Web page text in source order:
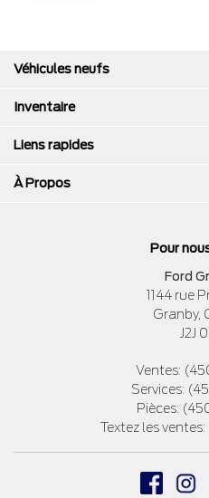
Pour
Ford
1144 rue
Granby,
J2J
Ventes:
Services:
Pièces:
Textez les ventes:
Véhicules neufs
Inventaire
Liens rapides
À Propos